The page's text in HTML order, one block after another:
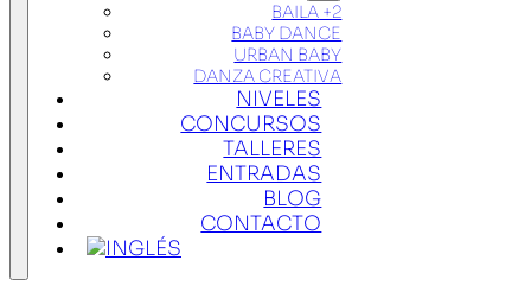
BAILA +2
BABY DANCE
URBAN BABY
DANZA CREATIVA
NIVELES
CONCURSOS
TALLERES
ENTRADAS
BLOG
CONTACTO